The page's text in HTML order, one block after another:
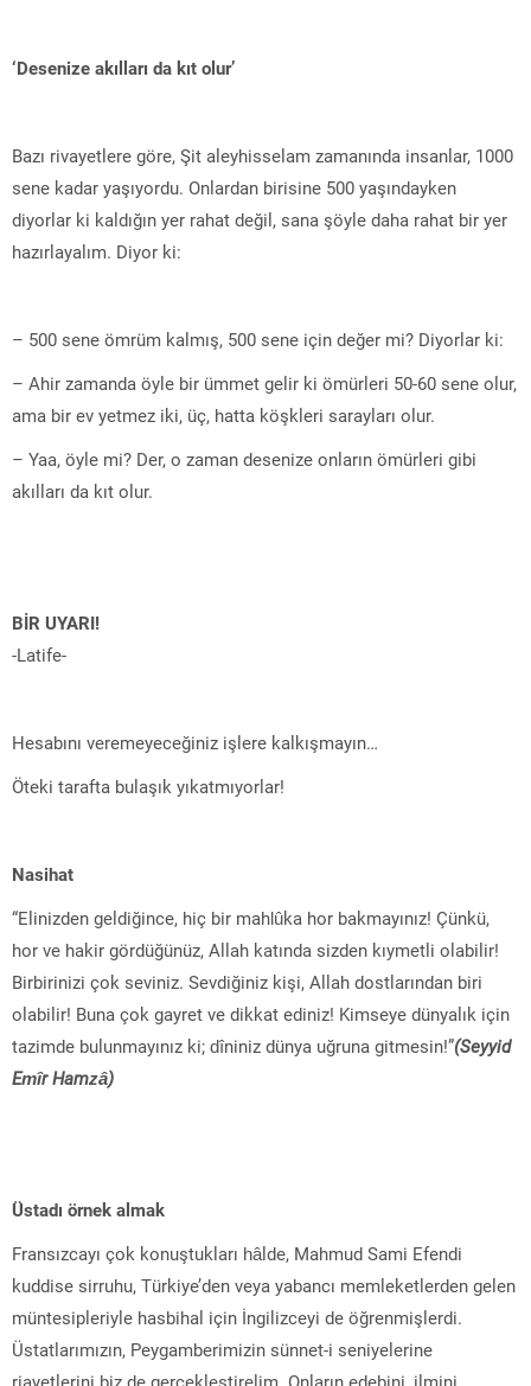
‘Desenize akılları da kıt olur’
Bazı rivayetlere göre, Şit aleyhisselam zamanında insanlar, 1000
sene kadar yaşıyordu. Onlardan birisine 500 yaşındayken
diyorlar ki kaldığın yer rahat değil, sana şöyle daha rahat bir yer
hazırlayalım. Diyor ki:
– 500 sene ömrüm kalmış, 500 sene için değer mi? Diyorlar ki:
– Ahir zamanda öyle bir ümmet gelir ki ömürleri 50-60 sene olur,
ama bir ev yetmez iki, üç, hatta köşkleri sarayları olur.
– Yaa, öyle mi? Der, o zaman desenize onların ömürleri gibi
akılları da kıt olur.
BİR UYARI!
-Latife-
Hesabını veremeyeceğiniz işlere kalkışmayın…
Öteki tarafta bulaşık yıkatmıyorlar!
Nasihat
“Elinizden geldiğince, hiç bir mahlûka hor bakmayınız! Çünkü,
hor ve hakir gördüğünüz, Allah katında sizden kıymetli olabilir!
Birbirinizi çok seviniz. Sevdiğiniz kişi, Allah dostlarından biri
olabilir! Buna çok gayret ve dikkat ediniz! Kimseye dünyalık için
tazimde bulunmayınız ki; dîniniz dünya uğruna gitmesin!”(Seyyid
Emîr Hamzâ)
Üstadı örnek almak
Fransızcayı çok konuştukları hâlde, Mahmud Sami Efendi
kuddise sirruhu, Türkiye’den veya yabancı memleketlerden gelen
müntesipleriyle hasbihal için İngilizceyi de öğrenmişlerdi.
Üstatlarımızın, Peygamberimizin sünnet-i seniyelerine
riayetlerini biz de gerçekleştirelim. Onların edebini, ilmini,